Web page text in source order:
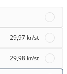
29,97 kr/st
29,98 kr/st